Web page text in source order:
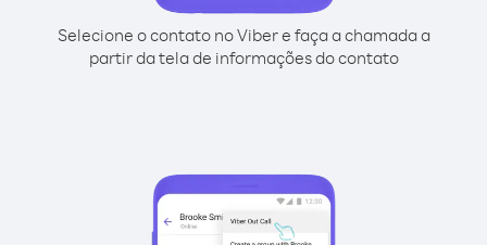
Selecione o contato no Viber e faça a chamada a
partir da tela de informações do contato